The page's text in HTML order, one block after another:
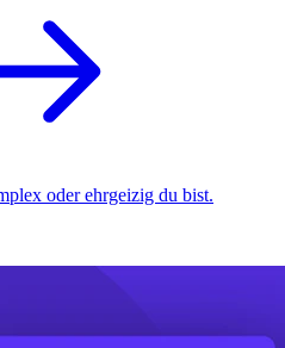
oder ehrgeizig du bist.